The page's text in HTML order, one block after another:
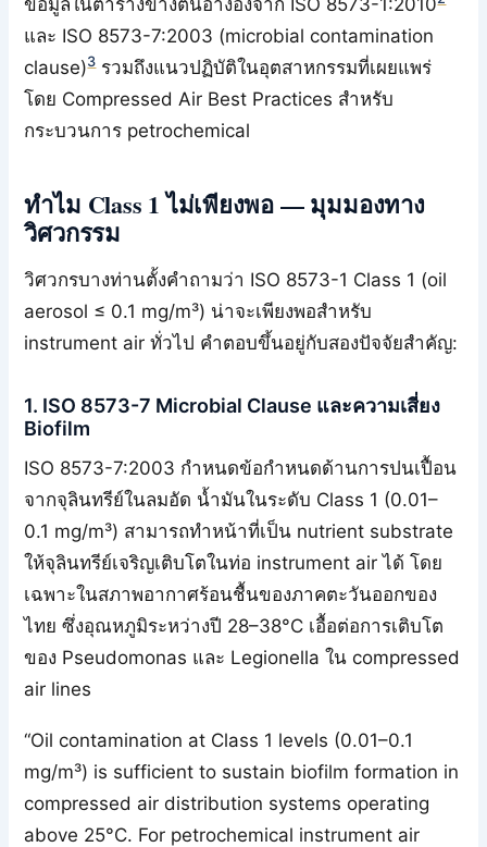
และ ISO 8573-7:2003 (microbial contamination
clause)3รวมถึงแนวปฏิบัติในอุตสาหกรรมที่เผยแพร่
โดย Compressed Air Best Practices สำหรับ
กระบวนการ petrochemical
ทำไม Class 1 ไม่เพียงพอ — มุมมองทาง
วิศวกรรม
วิศวกรบางท่านตั้งคำถามว่า ISO 8573-1 Class 1 (oil
aerosol ≤ 0.1 mg/m³) น่าจะเพียงพอสำหรับ
instrument air ทั่วไป คำตอบขึ้นอยู่กับสองปัจจัยสำคัญ:
1. ISO 8573-7 Microbial Clause และความเสี่ยง
Biofilm
ISO 8573-7:2003 กำหนดข้อกำหนดด้านการปนเปื้อน
จากจุลินทรีย์ในลมอัด น้ำมันในระดับ Class 1 (0.01–
0.1 mg/m³) สามารถทำหน้าที่เป็น nutrient substrate
ให้จุลินทรีย์เจริญเติบโตในท่อ instrument air ได้ โดย
เฉพาะในสภาพอากาศร้อนชื้นของภาคตะวันออกของ
ไทย ซึ่งอุณหภูมิระหว่างปี 28–38°C เอื้อต่อการเติบโต
ของ Pseudomonas และ Legionella ใน compressed
air lines
“Oil contamination at Class 1 levels (0.01–0.1
mg/m³) is sufficient to sustain biofilm formation in
compressed air distribution systems operating
above 25°C. For petrochemical instrument air